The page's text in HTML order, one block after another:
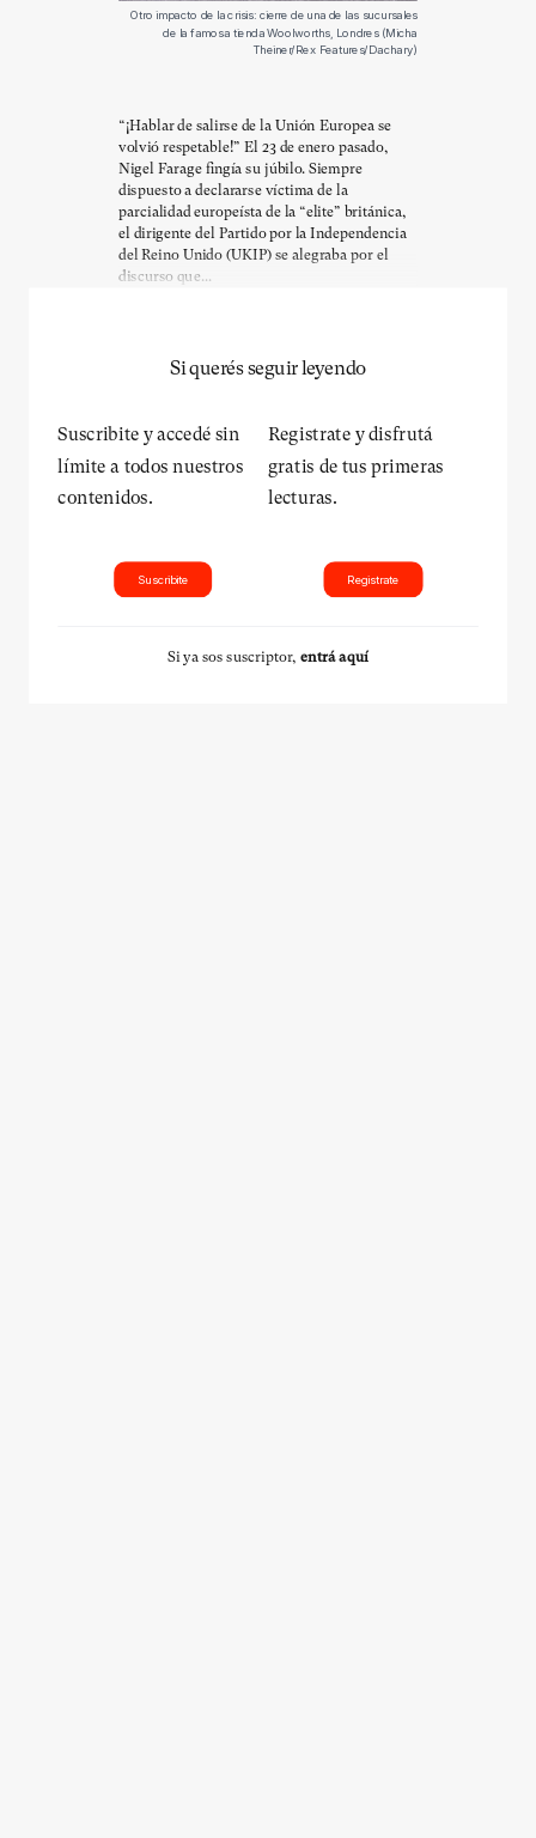
Otro impacto de la crisis: cierre de una de las sucursales
de la famosa tienda Woolworths, Londres (Micha
Theiner/Rex Features/Dachary)
“¡Hablar de salirse de la Unión Europea se
volvió respetable!” El 23 de enero pasado,
Nigel Farage fingía su júbilo. Siempre
dispuesto a declararse víctima de la
parcialidad europeísta de la “elite” británica,
el dirigente del Partido por la Independencia
del Reino Unido (UKIP) se alegraba por el
discurso que...
Si querés seguir leyendo
Suscribite y accedé sin
límite a todos nuestros
contenidos.
Suscribite
Registrate y disfrutá
gratis de tus primeras
lecturas.
Registrate
Si ya sos suscriptor, entrá aquí